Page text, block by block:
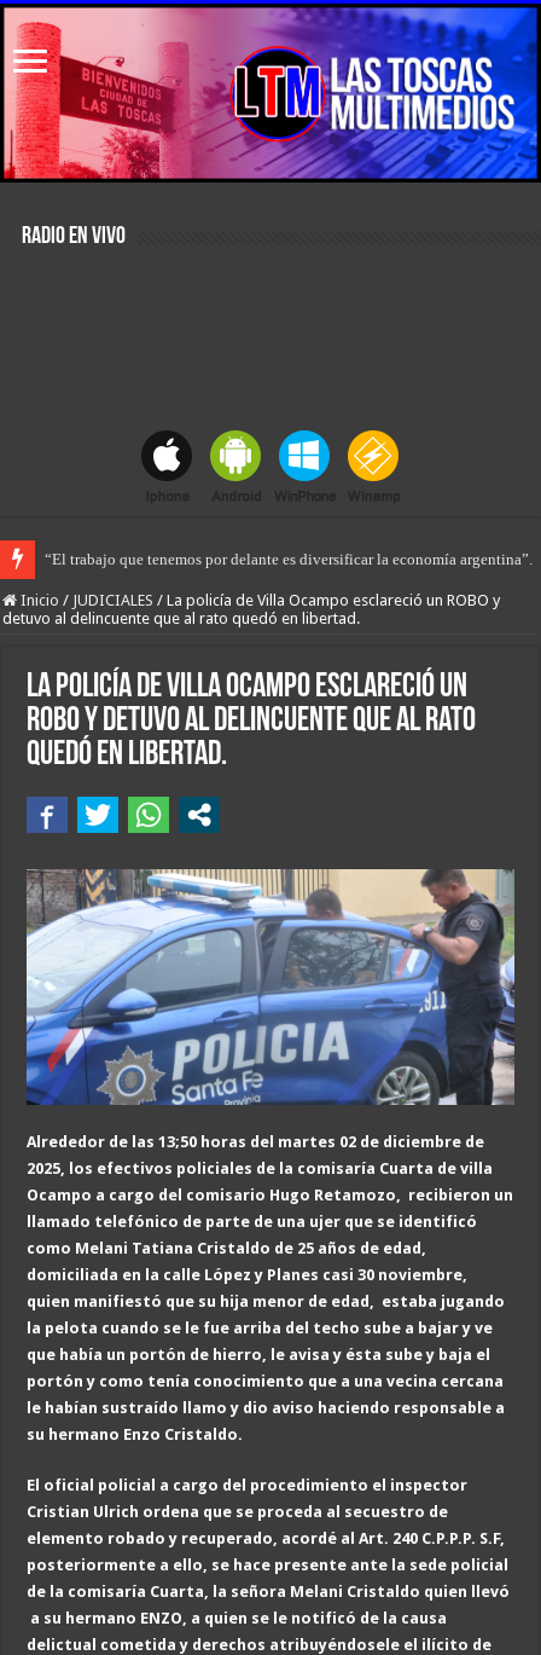
RADIO EN VIVO
“El trabajo que tenemos por delante es diversificar la economía argentina”.
Libertad con restricciones para Gerardo Sequeira que apuñaló a Maca
Inicio / JUDICIALES / La policía de Villa Ocampo esclareció un ROBO y
detuvo al delincuente que al rato quedó en libertad.
La policía de Villa Ocampo esclareció un
ROBO y detuvo al delincuente que al rato
quedó en libertad.
Alrededor de las 13;50 horas del martes 02 de diciembre de
2025, los efectivos policiales de la comisaría Cuarta de villa
Ocampo a cargo del comisario Hugo Retamozo, recibieron un
llamado telefónico de parte de una ujer que se identificó
como Melani Tatiana Cristaldo de 25 años de edad,
domiciliada en la calle López y Planes casi 30 noviembre,
quien manifiestó que su hija menor de edad, estaba jugando
la pelota cuando se le fue arriba del techo sube a bajar y ve
que había un portón de hierro, le avisa y ésta sube y baja el
portón y como tenía conocimiento que a una vecina cercana
le habían sustraído llamo y dio aviso haciendo responsable a
su hermano Enzo Cristaldo.
El oficial policial a cargo del procedimiento el inspector
Cristian Ulrich ordena que se proceda al secuestro de
elemento robado y recuperado, acordé al Art. 240 C.P.P.P. S.F,
posteriormente a ello, se hace presente ante la sede policial
de la comisaría Cuarta, la señora Melani Cristaldo quien llevó
a su hermano ENZO, a quien se le notificó de la causa
delictual cometida y derechos atribuyéndosele el ilícito de